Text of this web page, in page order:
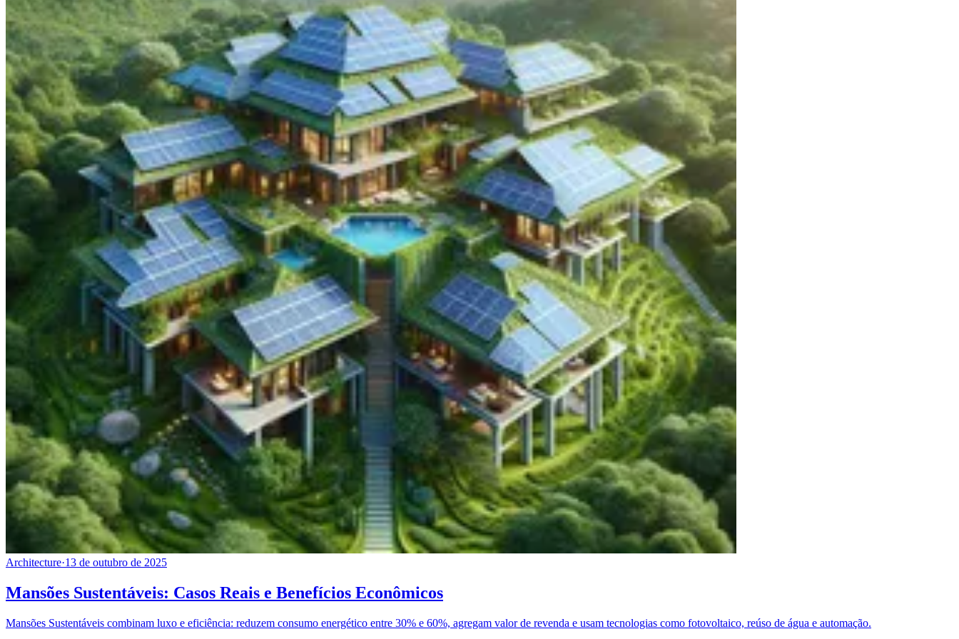
Architecture·13 de outubro de 2025
Mansões Sustentáveis: Casos Reais e Benefícios Econômicos
Mansões Sustentáveis combinam luxo e eficiência: reduzem consumo energético entre 30% e 60%, agregam valor de revenda e usam tecnologias como fotovoltaico, reúso de água e automação.